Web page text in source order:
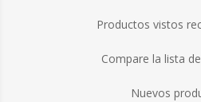
Productos vistos
Compare la lista
Nuevos